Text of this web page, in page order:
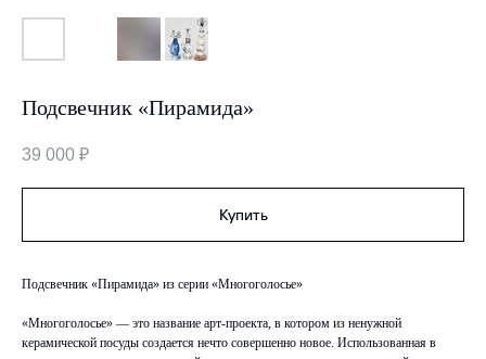
Подсвечник «Пирамида»
39 000 ₽
Купить
Подсвечник «Пирамида» из серии «Многоголосье»
«Многоголосье» — это название арт-проекта, в котором из ненужной
керамической посуды создается нечто совершенно новое. Использованная в